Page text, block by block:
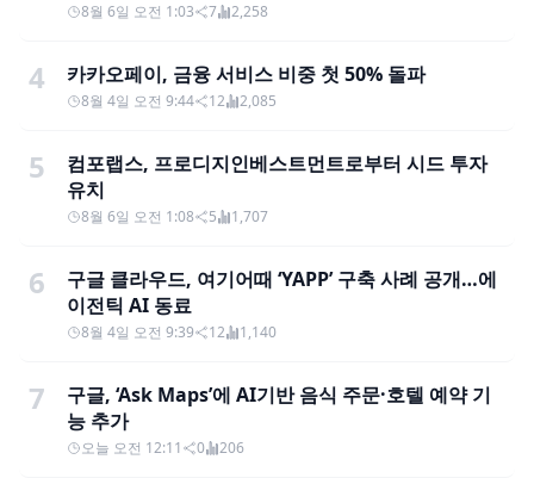
8월 6일 오전 1:03 7 2,258
4 카카오페이, 금융 서비스 비중 첫 50% 돌파
8월 4일 오전 9:44 12 2,085
5
컴포랩스, 프로디지인베스트먼트로부터 시드 투자
유치
8월 6일 오전 1:08 5 1,707
6
구글 클라우드, 여기어때 ‘YAPP’ 구축 사례 공개…에
이전틱 AI 동료
8월 4일 오전 9:39 12 1,140
7
구글, ‘Ask Maps’에 AI기반 음식 주문·호텔 예약 기
능 추가
오늘 오전 12:11 0 206